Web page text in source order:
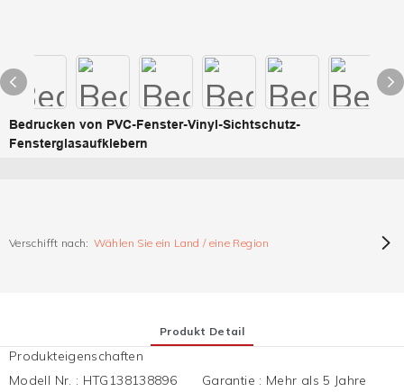
Bedrucken von PVC-Fenster-Vinyl-Sichtschutz-
Fensterglasaufklebern
Verschifft nach: Wählen Sie ein Land / eine Region
Produkt Detail
Produkteigenschaften
Modell Nr. : HTG138138896 Garantie : Mehr als 5 Jahre